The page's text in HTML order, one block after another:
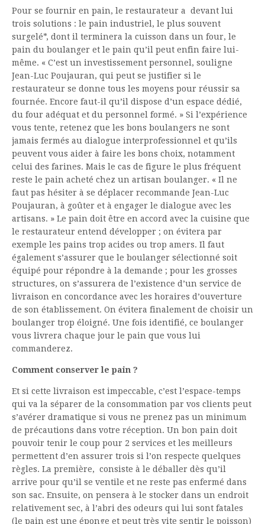
Pour se fournir en pain, le restaurateur a devant lui
trois solutions : le pain industriel, le plus souvent
surgelé*, dont il terminera la cuisson dans un four, le
pain du boulanger et le pain qu’il peut enfin faire lui-
même. « C’est un investissement personnel, souligne
Jean-Luc Poujauran, qui peut se justifier si le
restaurateur se donne tous les moyens pour réussir sa
fournée. Encore faut-il qu’il dispose d’un espace dédié,
du four adéquat et du personnel formé. » Si l’expérience
vous tente, retenez que les bons boulangers ne sont
jamais fermés au dialogue interprofessionnel et qu’ils
peuvent vous aider à faire les bons choix, notamment
celui des farines. Mais le cas de figure le plus fréquent
reste le pain acheté chez un artisan boulanger. « Il ne
faut pas hésiter à se déplacer recommande Jean-Luc
Poujauran, à goûter et à engager le dialogue avec les
artisans. » Le pain doit être en accord avec la cuisine que
le restaurateur entend développer ; on évitera par
exemple les pains trop acides ou trop amers. Il faut
également s’assurer que le boulanger sélectionné soit
équipé pour répondre à la demande ; pour les grosses
structures, on s’assurera de l’existence d’un service de
livraison en concordance avec les horaires d’ouverture
de son établissement. On évitera finalement de choisir un
boulanger trop éloigné. Une fois identifié, ce boulanger
vous livrera chaque jour le pain que vous lui
commanderez.
Comment conserver le pain ?
Et si cette livraison est impeccable, c’est l’espace-temps
qui va la séparer de la consommation par vos clients peut
s’avérer dramatique si vous ne prenez pas un minimum
de précautions dans votre réception. Un bon pain doit
pouvoir tenir le coup pour 2 services et les meilleurs
permettent d’en assurer trois si l’on respecte quelques
règles. La première, consiste à le déballer dès qu’il
arrive pour qu’il se ventile et ne reste pas enfermé dans
son sac. Ensuite, on pensera à le stocker dans un endroit
relativement sec, à l’abri des odeurs qui lui sont fatales
(le pain est une éponge et peut très vite sentir le poisson)